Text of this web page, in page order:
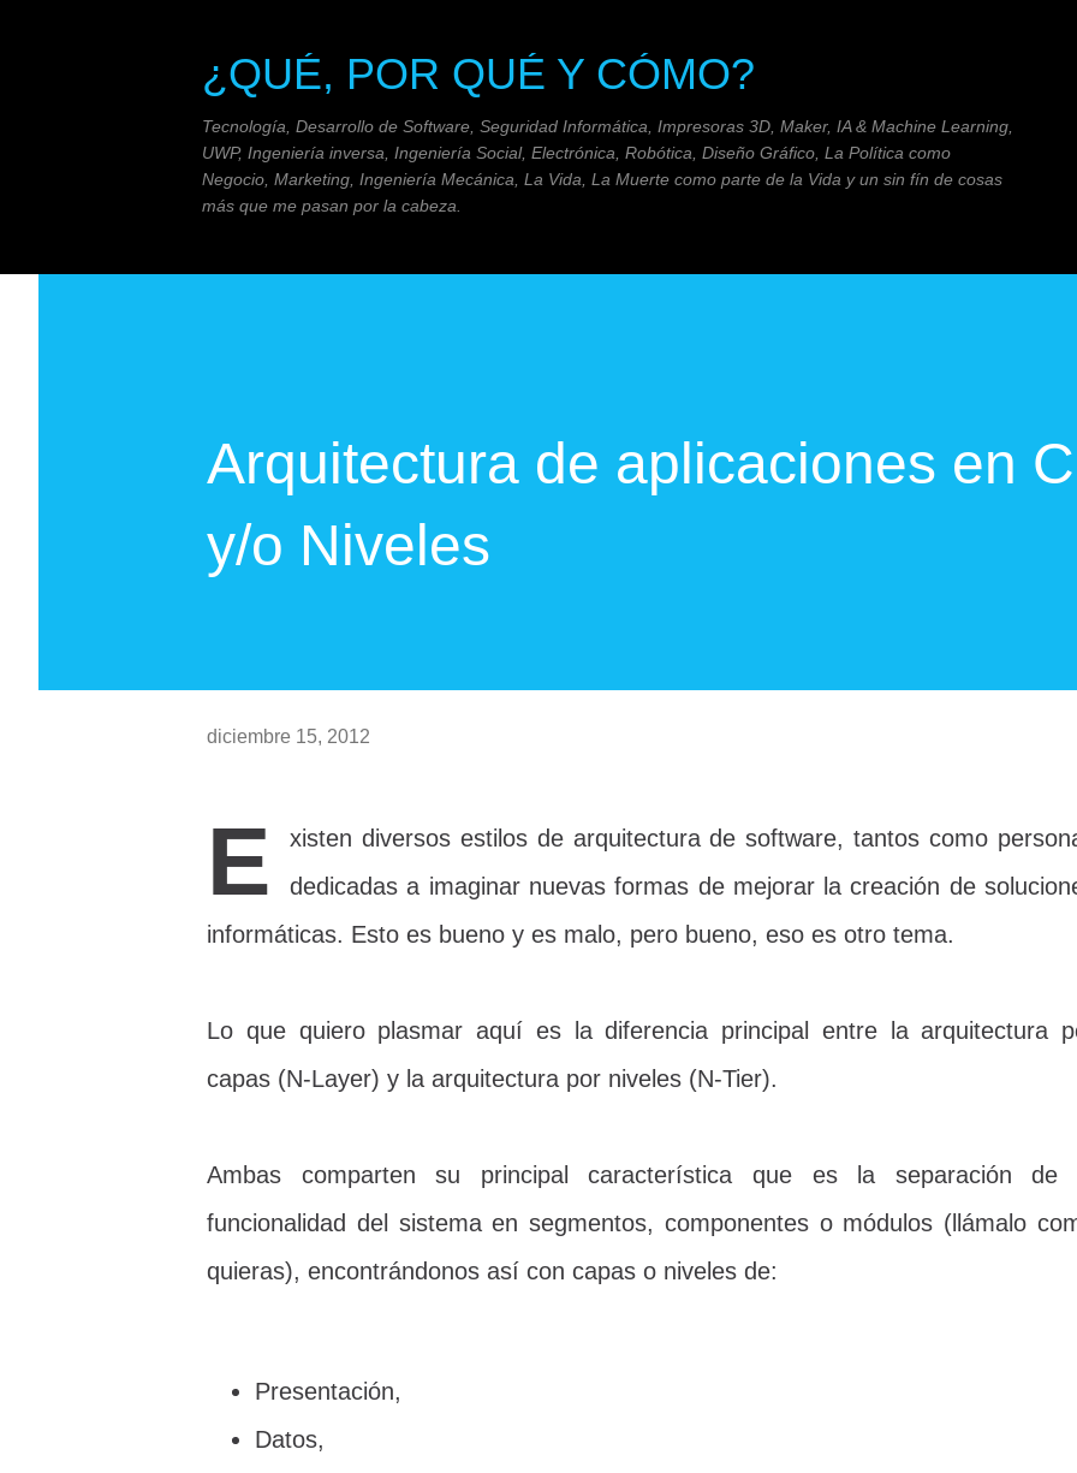
¿QUÉ, POR QUÉ Y CÓMO?
Tecnología, Desarrollo de Software, Seguridad Informática, Impresoras 3D, Maker, IA & Machine Learning,
UWP, Ingeniería inversa, Ingeniería Social, Electrónica, Robótica, Diseño Gráfico, La Política como
Negocio, Marketing, Ingeniería Mecánica, La Vida, La Muerte como parte de la Vida y un sin fín de cosas
más que me pasan por la cabeza.
Arquitectura de aplicaciones en
y/o Niveles
diciembre 15, 2012
E
xisten diversos estilos de arquitectura de software, tantos como
dedicadas a imaginar nuevas formas de mejorar la creación de
informáticas. Esto es bueno y es malo, pero bueno, eso es otro tema.
Lo que quiero plasmar aquí es la diferencia principal entre la arquitectura
capas (N-Layer) y la arquitectura por niveles (N-Tier).
Ambas comparten su principal característica que es la separación de
funcionalidad del sistema en segmentos, componentes o módulos (llámalo
quieras), encontrándonos así con capas o niveles de:
Presentación,
Datos,